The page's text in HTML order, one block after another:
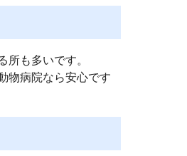
所も多いです。
物病院なら安心です